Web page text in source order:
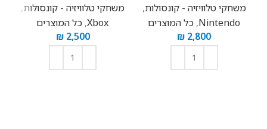
משחקי טלוויזיה - קונסולות,
Nintendo
, כל המוצרים
₪ 2,800
משחקי טלוויזיה - קונסולות,
Xbox
, כל המוצרים
₪2,500